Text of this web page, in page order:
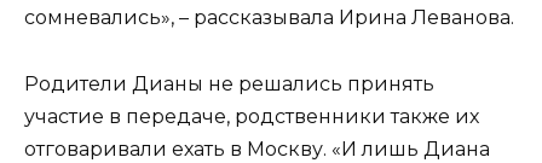
сомневались», – рассказывала Ирина Леванова.
Родители Дианы не решались принять
участие в передаче, родственники также их
отговаривали ехать в Москву. «И лишь Диана